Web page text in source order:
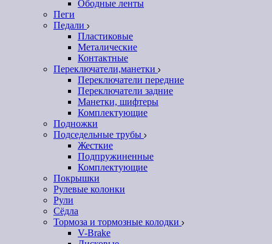
Ободные ленты
Пеги
Педали
Пластиковые
Металические
Контактные
Переключатели,манетки
Переключатели передние
Переключатели задние
Манетки, шифтеры
Комплектующие
Подножки
Подседельные трубы
Жесткие
Подпружиненные
Комплектующие
Покрышки
Рулевые колонки
Рули
Сёдла
Тормоза и тормозные колодки
V-Brake